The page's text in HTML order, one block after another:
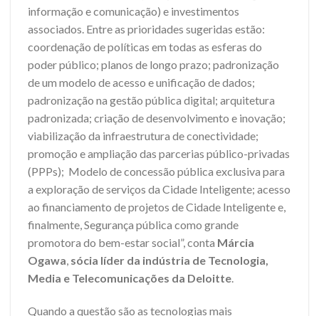
informação e comunicação) e investimentos
associados. Entre as prioridades sugeridas estão:
coordenação de políticas em todas as esferas do
poder público; planos de longo prazo; padronização
de um modelo de acesso e unificação de dados;
padronização na gestão pública digital; arquitetura
padronizada; criação de desenvolvimento e inovação;
viabilização da infraestrutura de conectividade;
promoção e ampliação das parcerias público-privadas
(PPPs); Modelo de concessão pública exclusiva para
a exploração de serviços da Cidade Inteligente; acesso
ao financiamento de projetos de Cidade Inteligente e,
finalmente, Segurança pública como grande
promotora do bem-estar social”, conta Márcia
Ogawa, sócia líder da indústria de Tecnologia,
Media e Telecomunicações da Deloitte.
Quando a questão são as tecnologias mais